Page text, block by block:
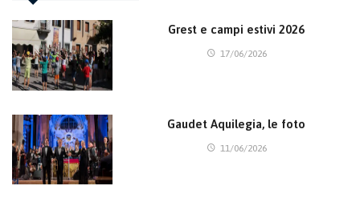
Grest e campi estivi 2026
17/06/2026
Gaudet Aquilegia, le foto
11/06/2026